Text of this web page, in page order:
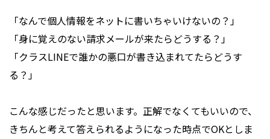
「なんで個人情報をネットに書いちゃいけないの？」
「身に覚えのない請求メールが来たらどうする？」
「クラスLINEで誰かの悪口が書き込まれてたらどうす
る？」
こんな感じだったと思います。正解でなくてもいいので、
きちんと考えて答えられるようになった時点でOKとしま